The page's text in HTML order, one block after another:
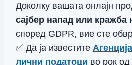
Доколку вашата онлајн
сајбер напад или кражба
според GDPR, вие сте
✅ Да ја известите
лични податоци во рок